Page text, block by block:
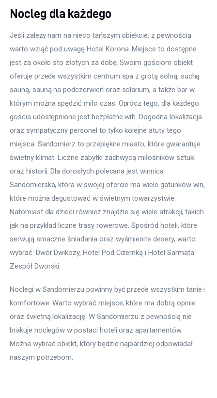
Nocleg dla każdego
Jeśli zależy nam na nieco tańszym obiekcie, z pewnością
warto wziąć pod uwagę Hotel Korona. Miejsce to dostępne
jest za około sto złotych za dobę. Swoim gościom obiekt
oferuje przede wszystkim centrum spa z grotą solną, suchą
sauną, sauną na podczerwień oraz solarium, a także bar w
którym można spędzić miło czas. Oprócz tego, dla każdego
gościa udostępnione jest bezpłatne wifi. Dogodna lokalizacja
oraz sympatyczny personel to tylko kolejne atuty tego
miejsca. Sandomierz to przepiękne miasto, które gwarantuje
świetny klimat. Liczne zabytki zachwycą miłośników sztuki
oraz historii. Dla dorosłych polecana jest winnica
Sandomierska, która w swojej ofercie ma wiele gatunków win,
które można degustować w świetnym towarzystwie.
Natomiast dla dzieci również znajdzie się wiele atrakcji, takich
jak na przykład liczne trasy rowerowe. Spośród hoteli, które
serwują smaczne śniadania oraz wyśmienite desery, warto
wybrać: Dwór Dwikozy, Hotel Pod Ciżemką i Hotel Sarmata
Zespół Dworski.
Noclegi w Sandomierzu powinny być przede wszystkim tanie i
komfortowe. Warto wybrać miejsce, które ma dobrą opinie
oraz świetną lokalizację. W Sandomierzu z pewnością nie
brakuje noclegów w postaci hoteli oraz apartamentów.
Można wybrać obiekt, który będzie najbardziej odpowiadał
naszym potrzebom.